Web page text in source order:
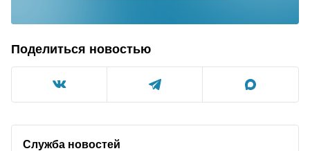
Поделиться новостью
Служба новостей